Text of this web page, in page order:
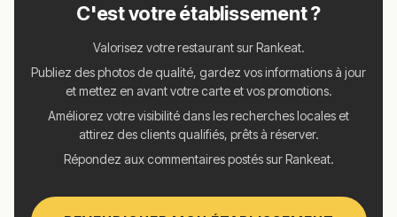
C'est votre établissement ?
Valorisez votre restaurant sur Rankeat.
Publiez des photos de qualité, gardez vos informations à jour
et mettez en avant votre carte et vos promotions.
Améliorez votre visibilité dans les recherches locales et
attirez des clients qualifiés, prêts à réserver.
Répondez aux commentaires postés sur Rankeat.